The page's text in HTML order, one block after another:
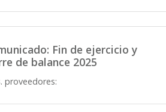
Fin de ejercicio y
de balance 2025
proveedores: